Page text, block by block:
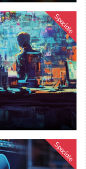
Speciale
Speciale